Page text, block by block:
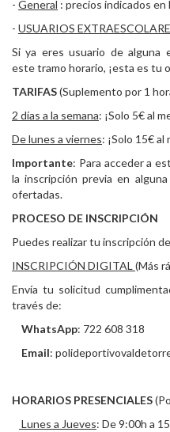
- General : precios indicados en
- USUARIOS
Si ya eres usuario de alguna
este tramo horario, ¡esta es tu
TARIFAS(Suplemento por 1
2 días a la semana: ¡Solo 5€ al
De lunes a viernes: ¡Solo 15€ al
Importante: Para acceder a
la inscripción previa en
ofertadas.
PROCESO DE INSCRIPCIÓN
Puedes realizar tu inscripción
INSCRIPCIÓN DIGITAL (Más
Envía tu solicitud
través de:
WhatsApp: 722 608 318
Email:
HORARIOS PRESENCIALES
Lunes a Jueves: De 9:00h a